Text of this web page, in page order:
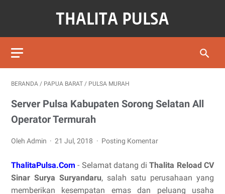
BERANDA / PAPUA BARAT / PULSA MURAH
Server Pulsa Kabupaten Sorong Selatan All
Operator Termurah
Oleh Admin 21 Jul, 2018 Posting Komentar
ThalitaPulsa.Com - Selamat datang diThalita Reload CV
Sinar Surya Suryandaru, salah satu perusahaan yang
memberikan kesempatan emas dan peluang usaha